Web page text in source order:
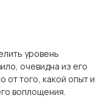
уровень
очевидна из его
того, какой опыт и
воплощения.